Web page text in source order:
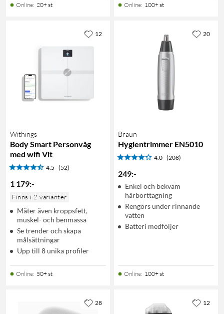
Online: 20+ st Online: 100+ st
Withings
Body Smart Personvåg
med wifi Vit
4.5 (52)
1 179:-
Finns i 2 varianter
Mäter även kroppsfett,
muskel- och benmassa
Se trender och skapa
målsättningar
Upp till 8 unika profiler
Online: 50+ st
12
Braun
Hygientrimmer EN5010
4.0 (208)
249:-
Enkel och bekväm
hårborttagning
Rengörs under rinnande
vatten
Batteri medföljer
Online: 100+ st
20
28 12